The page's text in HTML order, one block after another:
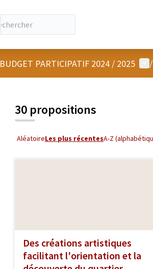
BUDGET PARTICIPATIF 2024 / 2025 /
30 propositions
AléatoireLes plus récentesA-Z
Des créations artistiques
facilitant l'orientation et la